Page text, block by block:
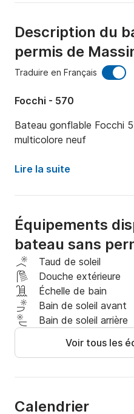
Description du
permis de
Traduire en Français
Focchi - 570
Bateau gonflable Focchi
multicolore neuf
Lire la suite
Équipements
bateau sans
Taud de soleil
Douche extérieure
Échelle de bain
Bain de soleil avant
Bain de soleil arrière
Voir tous les
Calendrier